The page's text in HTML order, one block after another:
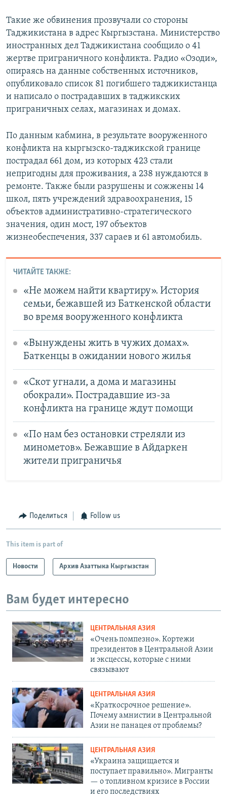
Такие же обвинения прозвучали со стороны
Таджикистана в адрес Кыргызстана. Министерство
иностранных дел Таджикистана сообщило о 41
жертве приграничного конфликта. Радио «Озоди»,
опираясь на данные собственных источников,
опубликовало список 81 погибшего таджикистанца
и написало о пострадавших в таджикских
приграничных селах, магазинах и домах.
По данным кабмина, в результате вооруженного
конфликта на кыргызско-таджикской границе
пострадал 661 дом, из которых 423 стали
непригодны для проживания, а 238 нуждаются в
ремонте. Также были разрушены и сожжены 14
школ, пять учреждений здравоохранения, 15
объектов административно-стратегического
значения, один мост, 197 объектов
жизнеобеспечения, 337 сараев и 61 автомобиль.
ЧИТАЙТЕ ТАКЖЕ:
«Не можем найти квартиру». История
семьи, бежавшей из Баткенской области
во время вооруженного конфликта
«Вынуждены жить в чужих домах».
Баткенцы в ожидании нового жилья
«Скот угнали, а дома и магазины
обокрали». Пострадавшие из-за
конфликта на границе ждут помощи
«По нам без остановки стреляли из
минометов». Бежавшие в Айдаркен
жители приграничья
Поделиться Follow us
This item is part of
Новости Архив Азаттыка Кыргызстан
Вам будет интересно
ЦЕНТРАЛЬНАЯ АЗИЯ
«Очень помпезно». Кортежи
президентов в Центральной Азии
и эксцессы, которые с ними
связывают
ЦЕНТРАЛЬНАЯ АЗИЯ
«Краткосрочное решение».
Почему амнистии в Центральной
Азии не панацея от проблемы?
ЦЕНТРАЛЬНАЯ АЗИЯ
«Украина защищается и
поступает правильно». Мигранты
— о топливном кризисе в России
и его последствиях